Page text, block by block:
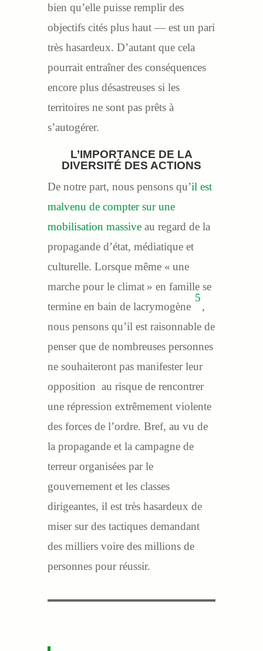
bien qu’elle puisse remplir des
objectifs cités plus haut — est un pari
très hasardeux. D’autant que cela
pourrait entraîner des conséquences
encore plus désastreuses si les
territoires ne sont pas prêts à
s’autogérer.
L’IMPORTANCE DE LA
DIVERSITÉ DES ACTIONS
De notre part, nous pensons qu’il est
malvenu de compter sur une
mobilisation massiveau regard de la
propagande d’état, médiatique et
culturelle. Lorsque même « une
marche pour le climat » en famille se
termine en bain de lacrymogène
5
,
nous pensons qu’il est raisonnable de
penser que de nombreuses personnes
ne souhaiteront pas manifester leur
opposition au risque de rencontrer
une répression extrêmement violente
des forces de l’ordre. Bref, au vu de
la propagande et la campagne de
terreur organisées par le
gouvernement et les classes
dirigeantes, il est très hasardeux de
miser sur des tactiques demandant
des milliers voire des millions de
personnes pour réussir.